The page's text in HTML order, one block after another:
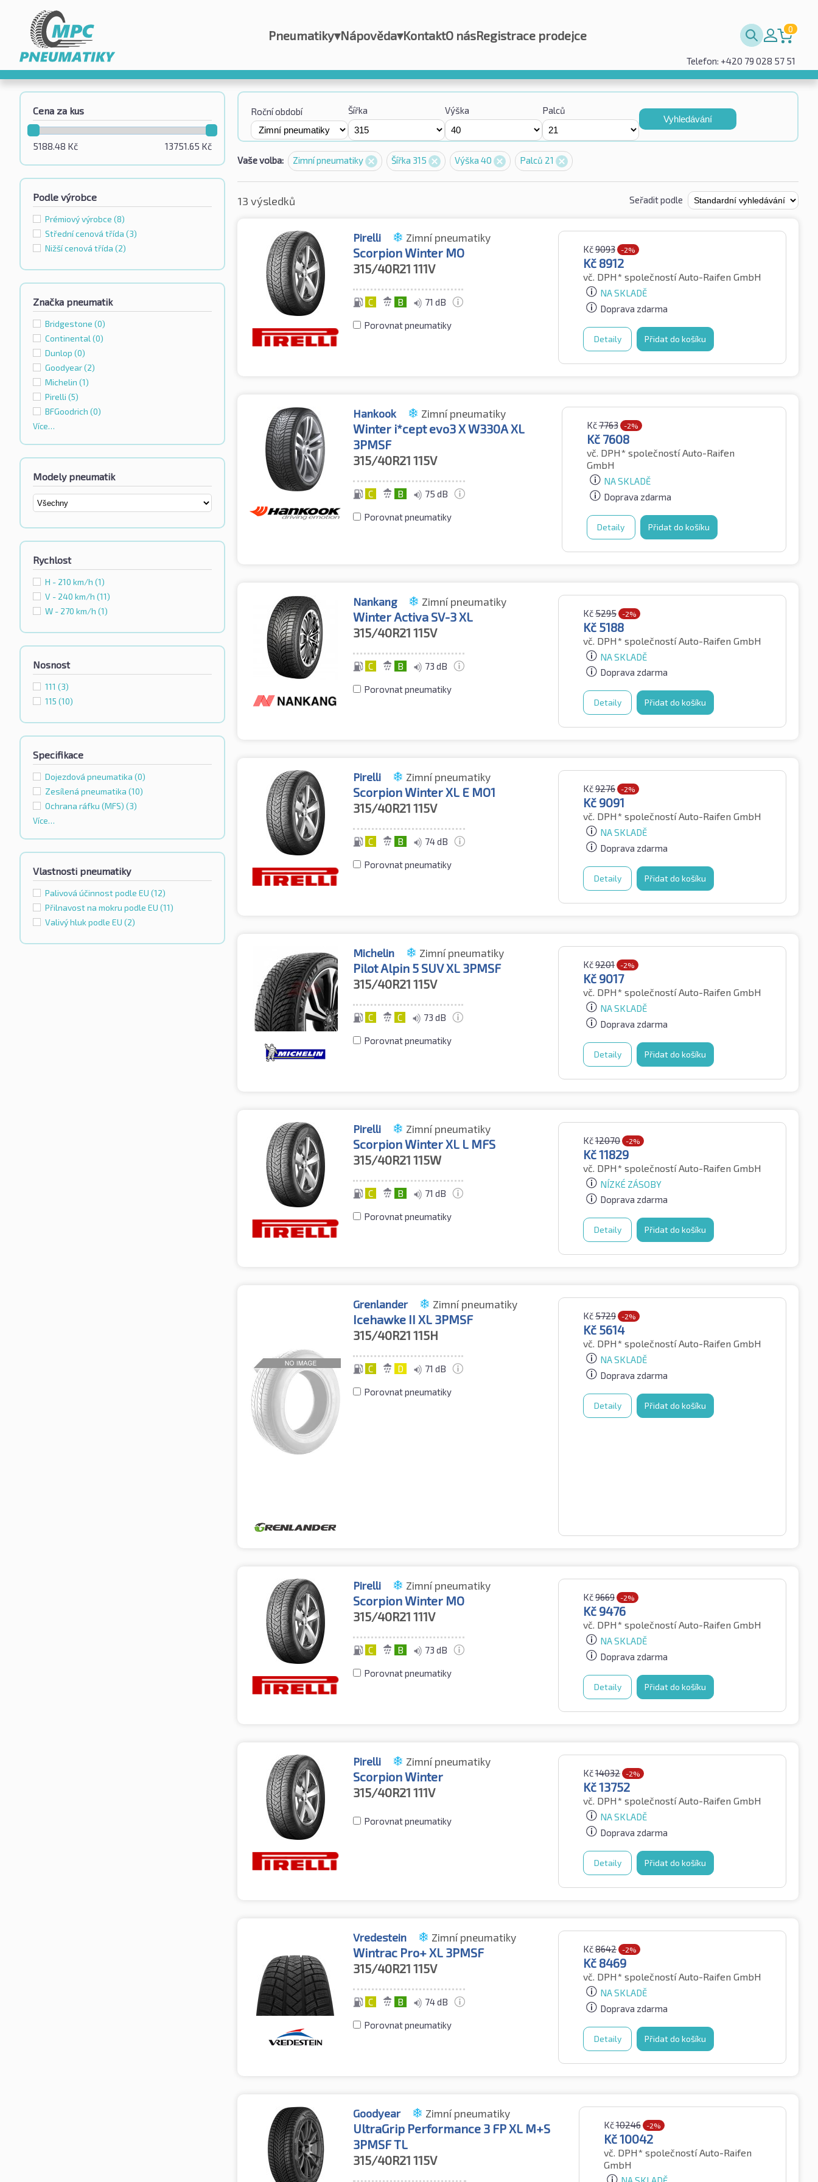
Pneumatiky▾Nápověda▾KontaktO násRegistrace prodejce 0
Telefon: +420 79 028 57 51
Cena za kus
13751.65 Kč
5188.48 Kč
Podle výrobce
Prémiový výrobce (8)
Střední cenová třída (3)
Nižší cenová třída (2)
Značka pneumatik
Bridgestone (0)
Continental (0)
Dunlop (0)
Goodyear(2)
Michelin (1)
Pirelli (5)
BFGoodrich (0)
Více…
Modely pneumatik
Rychlost
H - 210 km/h (1)
V - 240 km/h (11)
W - 270 km/h (1)
Nosnost
111 (3)
115 (10)
Specifikace
Dojezdová pneumatika (0)
Zesílená pneumatika (10)
Ochrana ráfku (MFS) (3)
Více…
Vlastnosti pneumatiky
Palivová účinnost podle EU (12)
Přilnavost na mokru podle EU (11)
Valivý hluk podle EU (2)
Roční období Šířka Výška Palců
Vyhledávání
Vaše volba: Zimní pneumatiky Šířka 315 Výška 40 Palců 21
13 výsledků Seřadit podle
Pirelli Zimní pneumatiky
Scorpion Winter MO
315/40R21 111V
C B 71 dB
Porovnat pneumatiky
Kč9093 -2%
Kč 8912
vč. DPH* společností Auto-Raifen GmbH
NA SKLADĚ
Doprava zdarma
Detaily Přidat do košíku
Hankook Zimní pneumatiky
Winter i*cept evo3 X W330A XL
3PMSF
315/40R21 115V
C B 75 dB
Porovnat pneumatiky
Kč7763 -2%
Kč 7608
vč. DPH* společností Auto-Raifen
GmbH
NA SKLADĚ
Doprava zdarma
Detaily Přidat do košíku
Nankang Zimní pneumatiky
Winter Activa SV-3 XL
315/40R21 115V
C B 73 dB
Porovnat pneumatiky
Kč5295 -2%
Kč 5188
vč. DPH* společností Auto-Raifen GmbH
NA SKLADĚ
Doprava zdarma
Detaily Přidat do košíku
Pirelli Zimní pneumatiky
Scorpion Winter XL E MO1
315/40R21 115V
C B 74 dB
Porovnat pneumatiky
Kč9276 -2%
Kč 9091
vč. DPH* společností Auto-Raifen GmbH
NA SKLADĚ
Doprava zdarma
Detaily Přidat do košíku
Michelin Zimní pneumatiky
Pilot Alpin 5 SUV XL 3PMSF
315/40R21 115V
C C 73 dB
Porovnat pneumatiky
Kč9201 -2%
Kč 9017
vč. DPH* společností Auto-Raifen GmbH
NA SKLADĚ
Doprava zdarma
Detaily Přidat do košíku
Pirelli Zimní pneumatiky
Scorpion Winter XL L MFS
315/40R21 115W
C B 71 dB
Porovnat pneumatiky
Kč12070 -2%
Kč11829
vč. DPH* společností Auto-Raifen GmbH
NÍZKÉ ZÁSOBY
Doprava zdarma
Detaily Přidat do košíku
Grenlander Zimní pneumatiky
Icehawke II XL 3PMSF
315/40R21 115H
C D 71 dB
Porovnat pneumatiky
Kč5729 -2%
Kč 5614
vč. DPH* společností Auto-Raifen GmbH
NA SKLADĚ
Doprava zdarma
Detaily Přidat do košíku
Pirelli Zimní pneumatiky
Scorpion Winter MO
315/40R21 111V
C B 73 dB
Porovnat pneumatiky
Kč9669 -2%
Kč 9476
vč. DPH* společností Auto-Raifen GmbH
NA SKLADĚ
Doprava zdarma
Detaily Přidat do košíku
Pirelli Zimní pneumatiky
Scorpion Winter
315/40R21 111V
Porovnat pneumatiky
Kč14032 -2%
Kč13752
vč. DPH* společností Auto-Raifen GmbH
NA SKLADĚ
Doprava zdarma
Detaily Přidat do košíku
Vredestein Zimní pneumatiky
Wintrac Pro+ XL 3PMSF
315/40R21 115V
C B 74 dB
Porovnat pneumatiky
Kč8642 -2%
Kč 8469
vč. DPH* společností Auto-Raifen GmbH
NA SKLADĚ
Doprava zdarma
Detaily Přidat do košíku
Goodyear Zimní pneumatiky
UltraGrip Performance 3 FP XL M+S
3PMSF TL
315/40R21 115V
Kč10246 -2%
Kč10042
vč. DPH* společností Auto-Raifen
GmbH